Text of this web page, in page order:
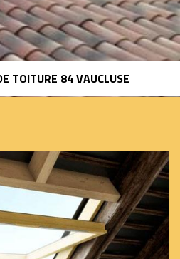
TOITURE 84 VAUCLUSE